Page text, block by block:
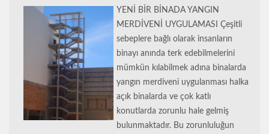
YENİ BİR BİNADA YANGIN
MERDİVENİ UYGULAMASI Çeşitli
sebeplere bağlı olarak insanların
binayı anında terk edebilmelerini
mümkün kılabilmek adına binalarda
yangın merdiveni uygulanması halka
açık binalarda ve çok katlı
konutlarda zorunlu hale gelmiş
bulunmaktadır. Bu zorunluluğun